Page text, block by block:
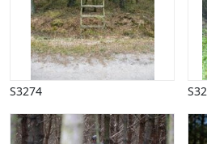
S3274